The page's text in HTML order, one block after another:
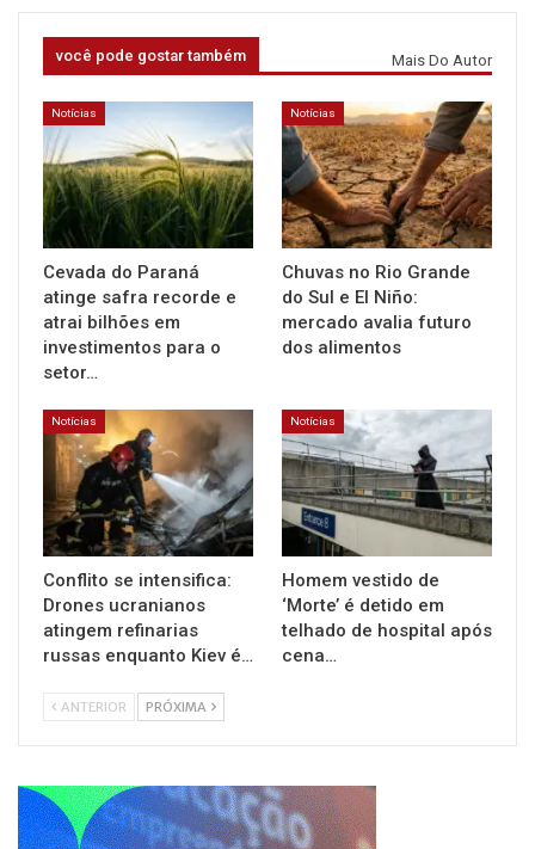
você pode gostar também Mais Do Autor
Notícias
Cevada do Paraná
atinge safra recorde e
atrai bilhões em
investimentos para o
setor…
Notícias
Chuvas no Rio Grande
do Sul e El Niño:
mercado avalia futuro
dos alimentos
Notícias
Conflito se intensifica:
Drones ucranianos
atingem refinarias
russas enquanto Kiev é…
Notícias
Homem vestido de
‘Morte’ é detido em
telhado de hospital após
cena…
ANTERIOR PRÓXIMA